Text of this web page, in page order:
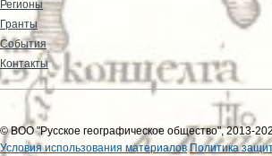
Регионы
Гранты
События
Контакты
© ВОО "Русское географическое общество", 2013-
Условия использования материалов Политика